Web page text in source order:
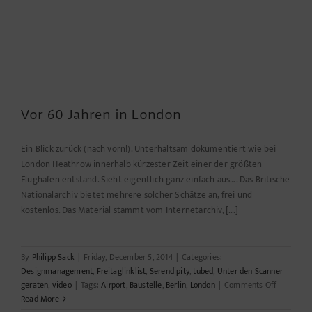
Vor 60 Jahren in London
Ein Blick zurück (nach vorn!). Unterhaltsam dokumentiert wie bei
London Heathrow innerhalb kürzester Zeit einer der größten
Flughäfen entstand. Sieht eigentlich ganz einfach aus…. Das Britische
Nationalarchiv bietet mehrere solcher Schätze an, frei und
kostenlos. Das Material stammt vom Internetarchiv, [...]
By Philipp Sack | Friday, December 5, 2014 | Categories:
Designmanagement, Freitaglinklist, Serendipity,tubed, Unter den Scanner
geraten, video | Tags:Airport, Baustelle, Berlin, London | Comments Offon
Read More